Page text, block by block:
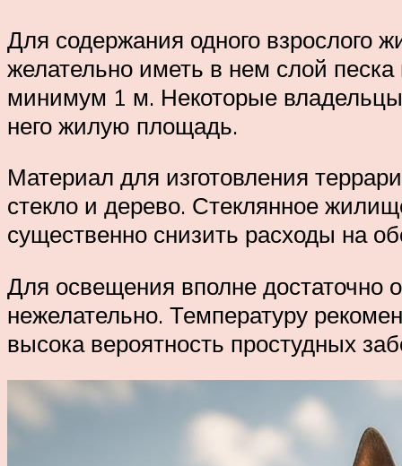
Для содержания одного взрослого
желательно иметь в нем слой
минимум 1 м. Некоторые
него жилую площадь.
Материал для изготовления
стекло и дерево. Стеклянное
существенно снизить расходы на
Для освещения вполне
нежелательно. Температуру
высока вероятность простудных